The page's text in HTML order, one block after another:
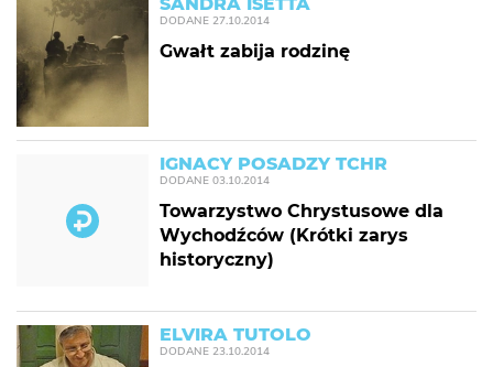
DODANE 27.10.2014
Gwałt zabija rodzinę
IGNACY POSADZY TCHR
DODANE 03.10.2014
Towarzystwo Chrystusowe dla
Wychodźców (Krótki zarys
historyczny)
ELVIRA TUTOLO
DODANE 23.10.2014